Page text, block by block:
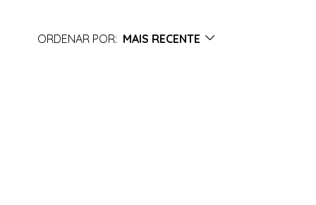
ORDENAR POR: MAIS RECENTE